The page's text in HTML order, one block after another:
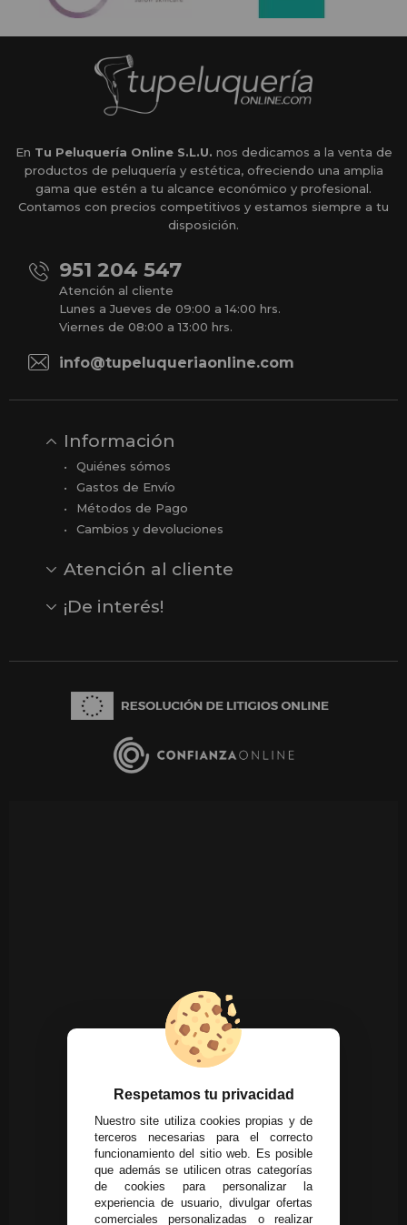
En Tu Peluquería Online S.L.U. nos dedicamos a la venta de
productos de peluquería y estética, ofreciendo una amplia
gama que estén a tu alcance económico y profesional.
Contamos con precios competitivos y estamos siempre a tu
disposición.
951 204 547
Atención al cliente
Lunes a Jueves de 09:00 a 14:00 hrs.
Viernes de 08:00 a 13:00 hrs.
info@tupeluqueriaonline.com
Información
Quiénes sómos
Gastos de Envío
Métodos de Pago
Cambios y devoluciones
Atención al cliente
Opiniones
Reseñas en Google
¡De interés!
Respetamos tu privacidad
Nuestro site utiliza cookies propias y de
terceros necesarias para el correcto
funcionamiento del sitio web. Es posible
que además se utilicen otras categorías
de cookies para personalizar la
experiencia de usuario, divulgar ofertas
comerciales personalizadas o realizar